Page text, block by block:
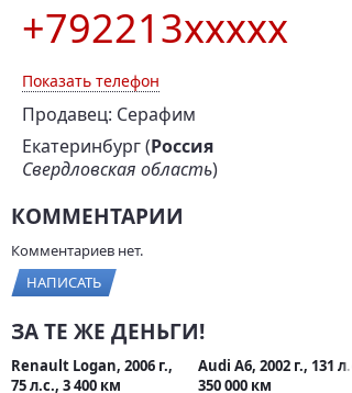
+792213xxxxx
Показать телефон
Продавец: Серафим
Екатеринбург (Россия
Свердловская область)
КОММЕНТАРИИ
Комментариев нет.
НАПИСАТЬ
ЗА ТЕ ЖЕ ДЕНЬГИ!
Renault Logan, 2006 г.,
75 л.с., 3 400 км
Audi A6, 2002 г., 131
350 000 км